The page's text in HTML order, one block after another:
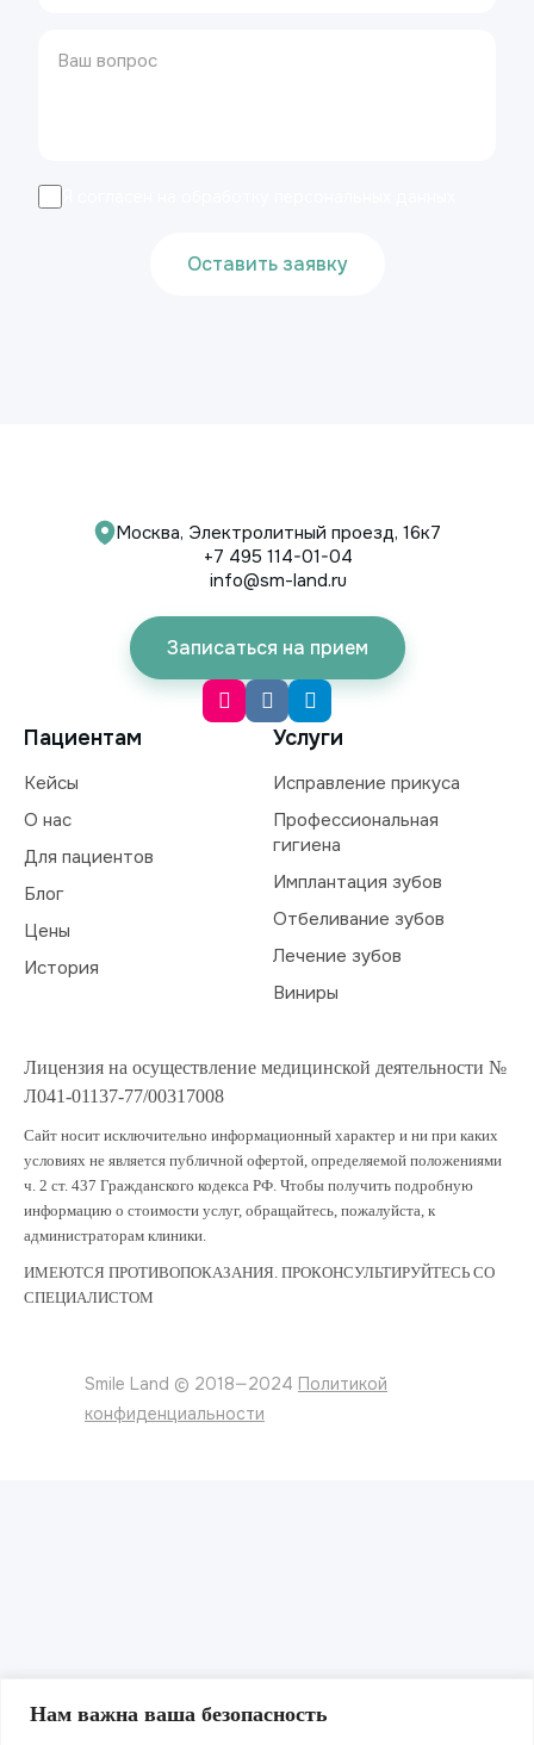
Нам важна ваша безопасность
Оставить заявку
Москва, Электролитный проезд, 16к7
+7 495 114-01-04
info@sm-land.ru
Записаться на прием
Пациентам
Кейсы
О нас
Для пациентов
Блог
Цены
История
Услуги
Исправление прикуса
Профессиональная
гигиена
Имплантация зубов
Отбеливание зубов
Лечение зубов
Виниры
Лицензия на осуществление медицинской деятельности №
Л041-01137-77/00317008
Сайт носит исключительно информационный характер и ни при каких
условиях не является публичной офертой, определяемой положениями
ч. 2 ст. 437 Гражданского кодекса РФ. Чтобы получить подробную
информацию о стоимости услуг, обращайтесь, пожалуйста, к
администраторам клиники.
ИМЕЮТСЯ ПРОТИВОПОКАЗАНИЯ. ПРОКОНСУЛЬТИРУЙТЕСЬ СО
СПЕЦИАЛИСТОМ
Smile Land © 2018—2024 Политикой
конфиденциальности